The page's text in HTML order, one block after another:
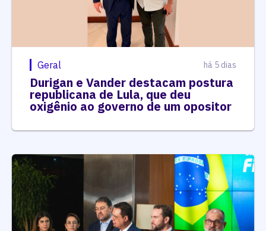
Geral há 5 dias
Durigan e Vander destacam postura
republicana de Lula, que deu
oxigênio ao governo de um opositor